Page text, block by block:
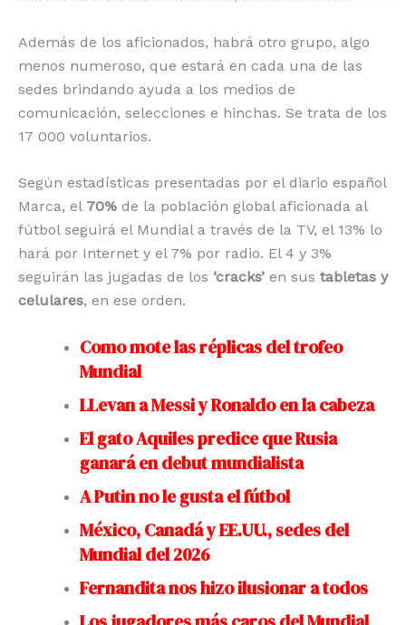
Además de los aficionados, habrá otro grupo, algo
menos numeroso, que estará en cada una de las
sedes brindando ayuda a los medios de
comunicación, selecciones e hinchas. Se trata de los
17 000 voluntarios.
Según estadísticas presentadas por el diario español
Marca, el 70% de la población global aficionada al
fútbol seguirá el Mundial a través de la TV, el 13% lo
hará por Internet y el 7% por radio. El 4 y 3%
seguirán las jugadas de los ‘cracks’ en sus tabletas y
celulares, en ese orden.
Como mote las réplicas del trofeo
Mundial
LLevan a Messi y Ronaldo en la cabeza
El gato Aquiles predice que Rusia
ganará en debut mundialista
A Putin no le gusta el fútbol
México, Canadá y EE.UU., sedes del
Mundial del 2026
Fernandita nos hizo ilusionar a todos